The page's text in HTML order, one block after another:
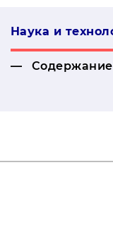
Наука и
Содержание